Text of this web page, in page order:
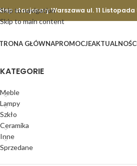
Skip to navigation
Skip to main content
stacjonary Warszawa ul. 11
GŁÓWNAPROMOCJE
KATEGORIE
Meble
Lampy
Szkło
Ceramika
Inne
Sprzedane